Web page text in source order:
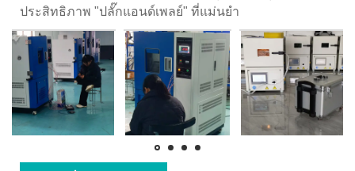
ประสิทธิภาพ "ปลั๊กแอนด์เพลย์" ที่แม่นยำ